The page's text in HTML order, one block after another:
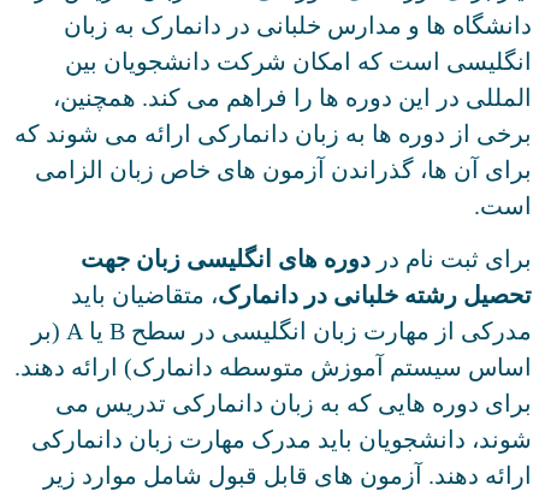
دانشگاه ها و مدارس خلبانی در دانمارک به زبان
انگلیسی است که امکان شرکت دانشجویان بین
المللی در این دوره ها را فراهم می کند. همچنین،
برخی از دوره ها به زبان دانمارکی ارائه می شوند که
برای آن ها، گذراندن آزمون های خاص زبان الزامی
است.
برای ثبت نام در دوره های انگلیسی زبان جهت
تحصیل رشته خلبانی در دانمارک، متقاضیان باید
مدرکی از مهارت زبان انگلیسی در سطح B یا A (بر
اساس سیستم آموزش متوسطه دانمارک) ارائه دهند.
برای دوره هایی که به زبان دانمارکی تدریس می
شوند، دانشجویان باید مدرک مهارت زبان دانمارکی
ارائه دهند. آزمون های قابل قبول شامل موارد زیر